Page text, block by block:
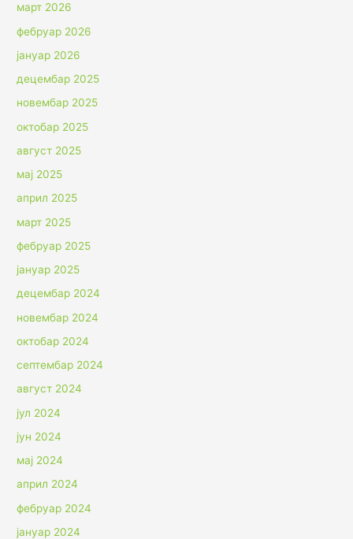
март 2026
фебруар 2026
јануар 2026
децембар 2025
новембар 2025
октобар 2025
август 2025
мај 2025
април 2025
март 2025
фебруар 2025
јануар 2025
децембар 2024
новембар 2024
октобар 2024
септембар 2024
август 2024
јул 2024
јун 2024
мај 2024
април 2024
фебруар 2024
јануар 2024